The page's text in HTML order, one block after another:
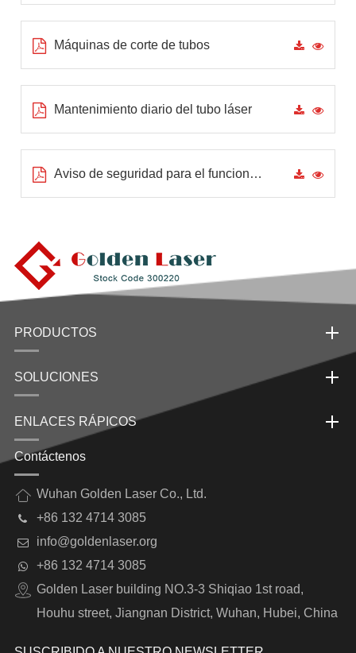
Máquinas de corte de tubos
Mantenimiento diario del tubo láser
Aviso de seguridad para el funcionamiento de máquinas de corte de tuberías láser
PRODUCTOS
SOLUCIONES
ENLACES RÁPICOS
Contáctenos
Wuhan Golden Laser Co., Ltd.
+86 132 4714 3085
info@goldenlaser.org
+86 132 4714 3085
Golden Laser building NO.3-3 Shiqiao 1st road,
Houhu street, Jiangnan District, Wuhan, Hubei, China